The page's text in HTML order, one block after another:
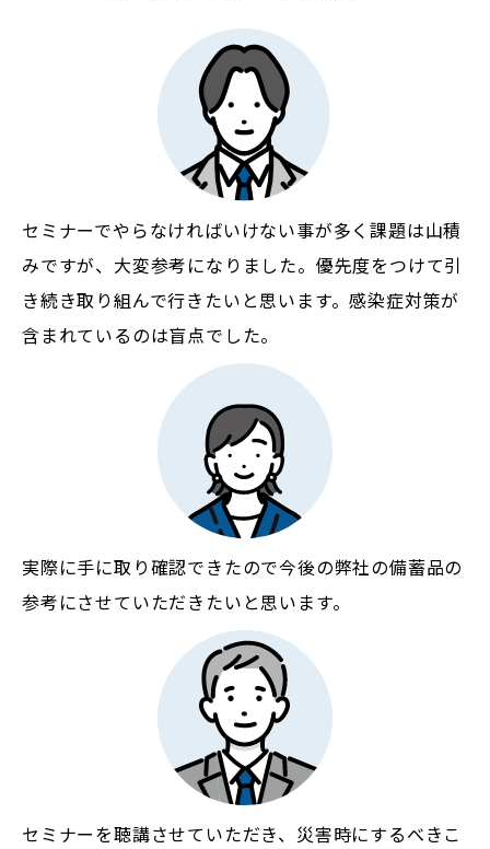
セミナーでやらなければいけない事が多く課題は山積
みですが、大変参考になりました。優先度をつけて引
き続き取り組んで行きたいと思います。感染症対策が
含まれているのは盲点でした。
実際に手に取り確認できたので今後の弊社の備蓄品の
参考にさせていただきたいと思います。
セミナーを聴講させていただき、災害時にするべきこ